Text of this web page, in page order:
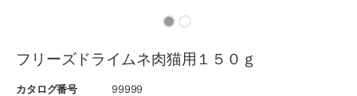
フリーズドライムネ肉猫用１５０ｇ
カタログ番号
99999